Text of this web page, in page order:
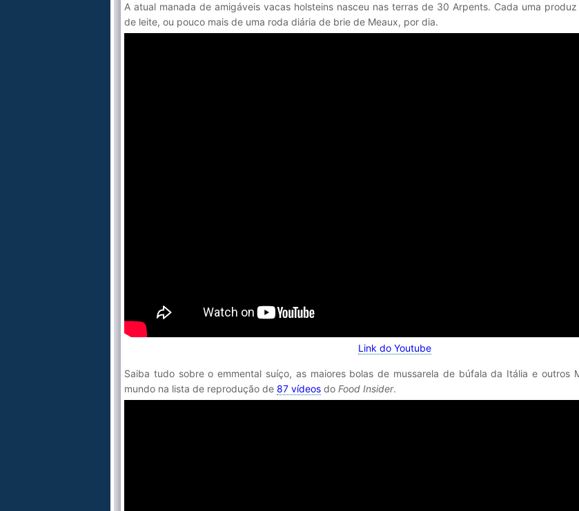
A atual manada de amigáveis vacas holsteins nasceu nas terras de 30 Arpents. Cada uma
de leite, ou pouco mais de uma roda diária de brie de Meaux, por dia.
Link do Youtube
Saiba tudo sobre o emmental suíço, as maiores bolas de mussarela de búfala da Itália e outros
mundo na lista de reprodução de 87 vídeos do Food Insider.